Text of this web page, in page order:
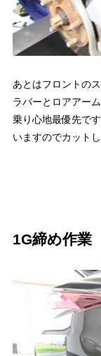
あとはフロントの
ラバーとロアアー
乗り心地最優先で
いますのでカット
1G締め作業